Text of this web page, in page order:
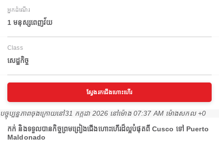
អ្នកដំណើរ
1 មនុស្សពេញវ័យ
Class
សេដ្ឋកិច្ច
ស្វែងរកជើងហោះហើរ
បច្ចុប្បន្នភាពចុងក្រោយនៅ31 កក្កដា 2026 នៅ​ម៉ោង 07:37 AM ម៉ោង​សកល +0
កក់ និងទទួលបានកិច្ចព្រមព្រៀងជើងហោះហើរដ៏ល្អបំផុតពី Cusco ទៅ Puerto
Maldonado